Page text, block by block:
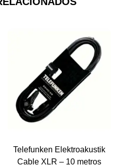
Telefunken Elektroakustik
Cable XLR – 10 metros